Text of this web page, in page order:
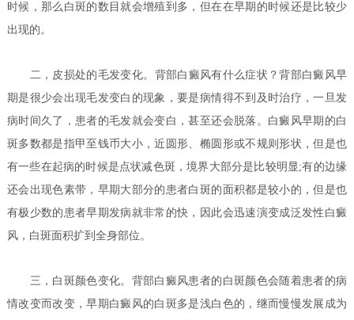
时候，那么白斑的数目就会增殖到多，但在在早期的时候还是比较少
出现的。
二，皮损处的毛发变化。 背部白癜风有什么症状？背部白癜风早
期是很少会出现毛发变白的现象，要是病情得不到及时治疗，一旦发
病时间久了，患者的毛发就会变白，甚至还会脱落。白癜风早期的白
斑多数都是指甲至钱币大小，近圆形、椭圆形或不规则形状，但是也
有一些在起病的时候是点状减色斑，境界大部分是比较明显;有的边缘
还会出现色素带，早期大部分的患者白斑的面积都是较小的，但是也
有极少数的患者早期发病就非常的快，因此会迅速演变成泛发性白癜
风，白斑面积扩到全身部位。
三，白斑颜色变化。背部白癜风患者的白斑颜色会随着患者的病
情改变而改变，早期白癜风的白斑多是浅白色的，继而慢慢发展成为